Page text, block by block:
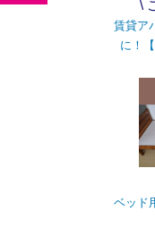
\
賃貸ア
に！
ベッド